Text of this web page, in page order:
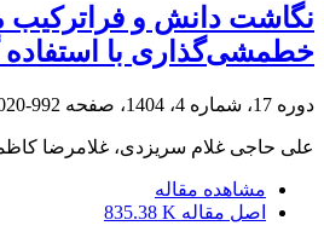
نگاشت دانش و
خط‏مشی‌‌گذاری با استفاده
دوره 17، شماره 4، 1404، صفحه 992-1020
علی حاجی غلام سریزدی، غلامرضا
مشاهده مقاله
اصل مقاله 835.38 K